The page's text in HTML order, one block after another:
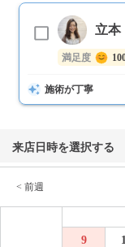
立本
満足度
施術が丁寧
来店日時を選択する
< 前週
9